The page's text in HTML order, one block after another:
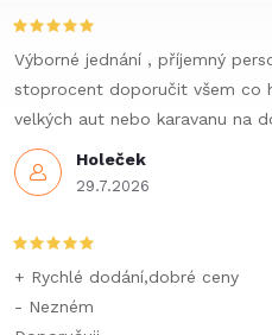
c
í
p
r
k
y
Holeček
29.7.2026
Výborné jednání , příjemný
stoprocent doporučit všem co
velkých aut nebo karavanu na
+ Rychlé dodání,dobré ceny
- Nezném